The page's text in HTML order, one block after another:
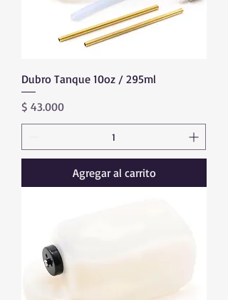
Dubro Tanque 10oz / 295ml
Precio
$ 43.000
Agregar al carrito